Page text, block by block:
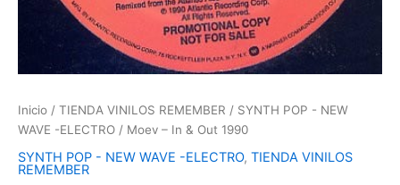
Inicio / TIENDA VINILOS REMEMBER / SYNTH POP - NEW
WAVE -ELECTRO / Moev – In & Out 1990
SYNTH POP - NEW WAVE -ELECTRO, TIENDA VINILOS
REMEMBER